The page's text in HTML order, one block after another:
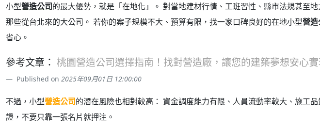
小型營造公司的最大優勢，就是「在地化」。 對當地建材行情、工班習性、縣市法規甚至
那些從台北來的大公司。 若你的案子規模不大、預算有限，找一家口碑良好的在地小型營造
省心。
參考文章： 桃園營造公司選擇指南！找對營造廠，讓您的建築夢想安心
Published on 2025年09月01日 12:00:00
不過，小型營造公司的潛在風險也相對較高： 資金調度能力有限、人員流動率較大、施工
證，不要只靠一張名片就押注。